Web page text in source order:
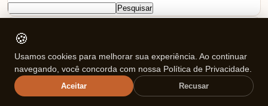
Pesquisar
Categorias
Celulares
Comparativos
Cozinha
🍪
Usamos cookies para melhorar sua experiência. Ao continuar
navegando, você concorda com nossa Política de Privacidade.
Aceitar Recusar